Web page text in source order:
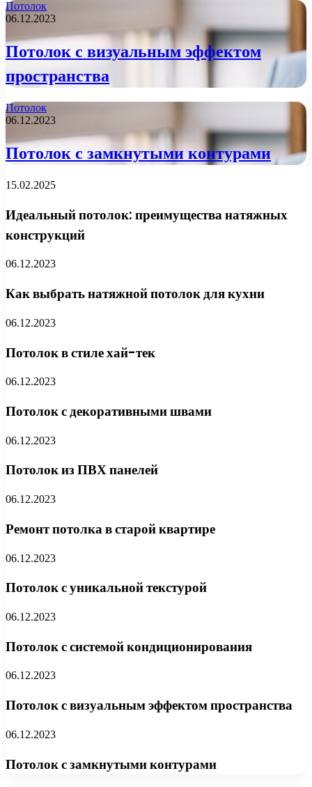
Потолок
06.12.2023
Потолок с визуальным эффектом
пространства
Потолок
06.12.2023
Потолок с замкнутыми контурами
15.02.2025
Идеальный потолок: преимущества натяжных
конструкций
06.12.2023
Как выбрать натяжной потолок для кухни
06.12.2023
Потолок в стиле хай-тек
06.12.2023
Потолок с декоративными швами
06.12.2023
Потолок из ПВХ панелей
06.12.2023
Ремонт потолка в старой квартире
06.12.2023
Потолок с уникальной текстурой
06.12.2023
Потолок с системой кондиционирования
06.12.2023
Потолок с визуальным эффектом пространства
06.12.2023
Потолок с замкнутыми контурами